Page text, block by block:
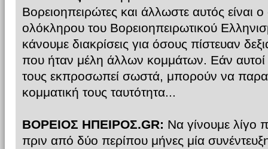
Βορειοηπειρώτες και άλλωστε αυτός
ολόκληρου του Βορειοηπειρωτικού
κάνουμε διακρίσεις για όσους πίστευαν
που ήταν μέλη άλλων κομμάτων. Εάν αυτοί
τους εκπροσωπεί σωστά, μπορούν να
κομματική τους ταυτότητα...
ΒΟΡΕΙΟΣ ΗΠΕΙΡΟΣ.GR: Να γίνουμε λίγο
πριν από δύο περίπου μήνες μία